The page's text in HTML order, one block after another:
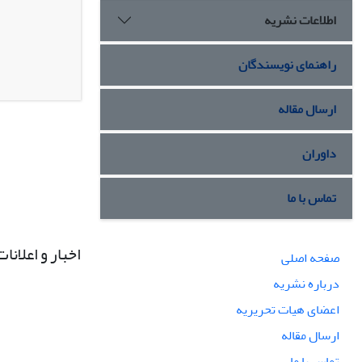
اطلاعات نشریه
راهنمای نویسندگان
ارسال مقاله
داوران
تماس با ما
صفحه اصلی
درباره نشریه
اعضای هیات تحریریه
ارسال مقاله
اخبار و